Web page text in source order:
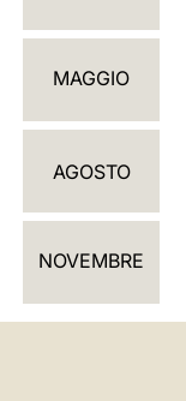
MAGGIO
AGOSTO
NOVEMBRE